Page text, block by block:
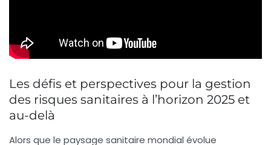
Les défis et perspectives pour la gestion
des risques sanitaires à l’horizon 2025 et
au-delà
Alors que le paysage sanitaire mondial évolue